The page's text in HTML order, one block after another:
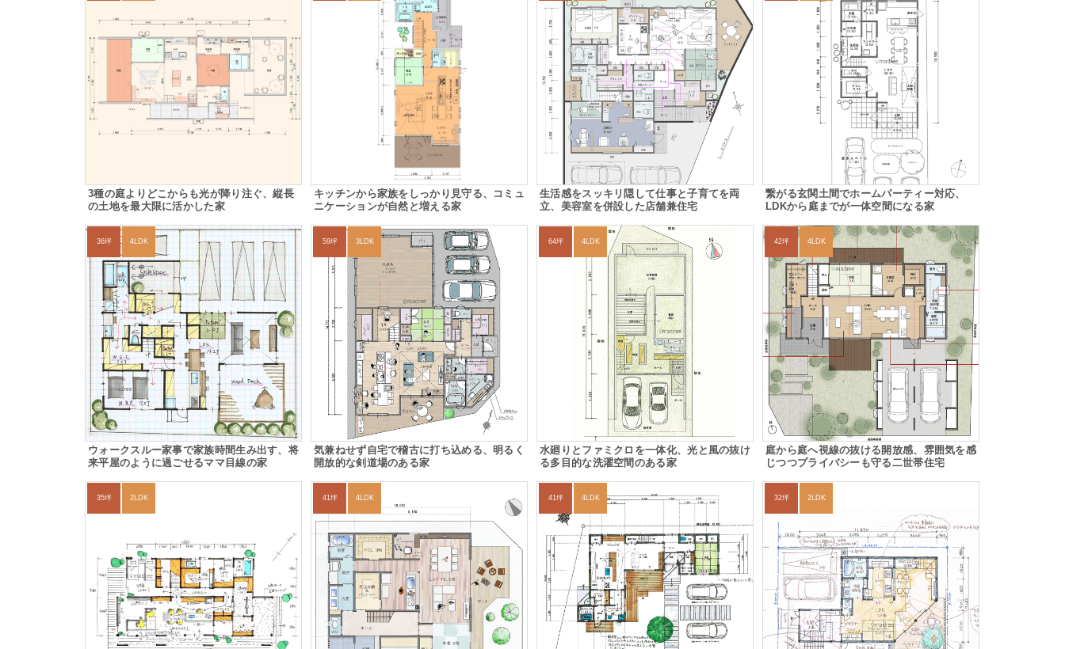
3種の庭よりどこからも光が降り注ぐ、縦長
の土地を最大限に活かした家
キッチンから家族をしっかり見守る、コミュ
ニケーションが自然と増える家
生活感をスッキリ隠して仕事と子育てを両
立、美容室を併設した店舗兼住宅
繋がる玄関土間でホームパーティー対応、
LDKから庭までが一体空間になる家
36坪 4LDK
ウォークスルー家事で家族時間生み出す、将
来平屋のように過ごせるママ目線の家
59坪 3LDK
気兼ねせず自宅で稽古に打ち込める、明るく
開放的な剣道場のある家
64坪 4LDK
水廻りとファミクロを一体化、光と風の抜け
る多目的な洗濯空間のある家
42坪 4LDK
庭から庭へ視線の抜ける開放感、雰囲気を感
じつつプライバシーも守る二世帯住宅
35坪 2LDK 41坪 4LDK 41坪 4LDK 32坪 2LDK